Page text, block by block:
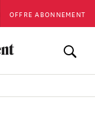
OFFRE ABONNEMENT